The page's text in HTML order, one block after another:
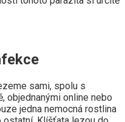
sami, spolu s
objednanými online nebo
jedna nemocná rostlina